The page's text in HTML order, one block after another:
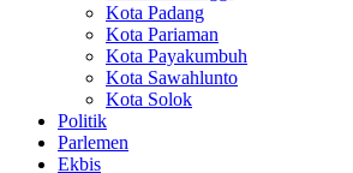
Kota Padang
Kota Pariaman
Kota Payakumbuh
Kota Sawahlunto
Kota Solok
Politik
Parlemen
Ekbis